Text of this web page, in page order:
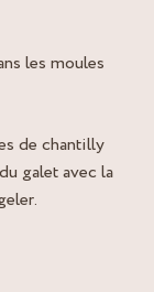
les moules
de chantilly
galet avec la